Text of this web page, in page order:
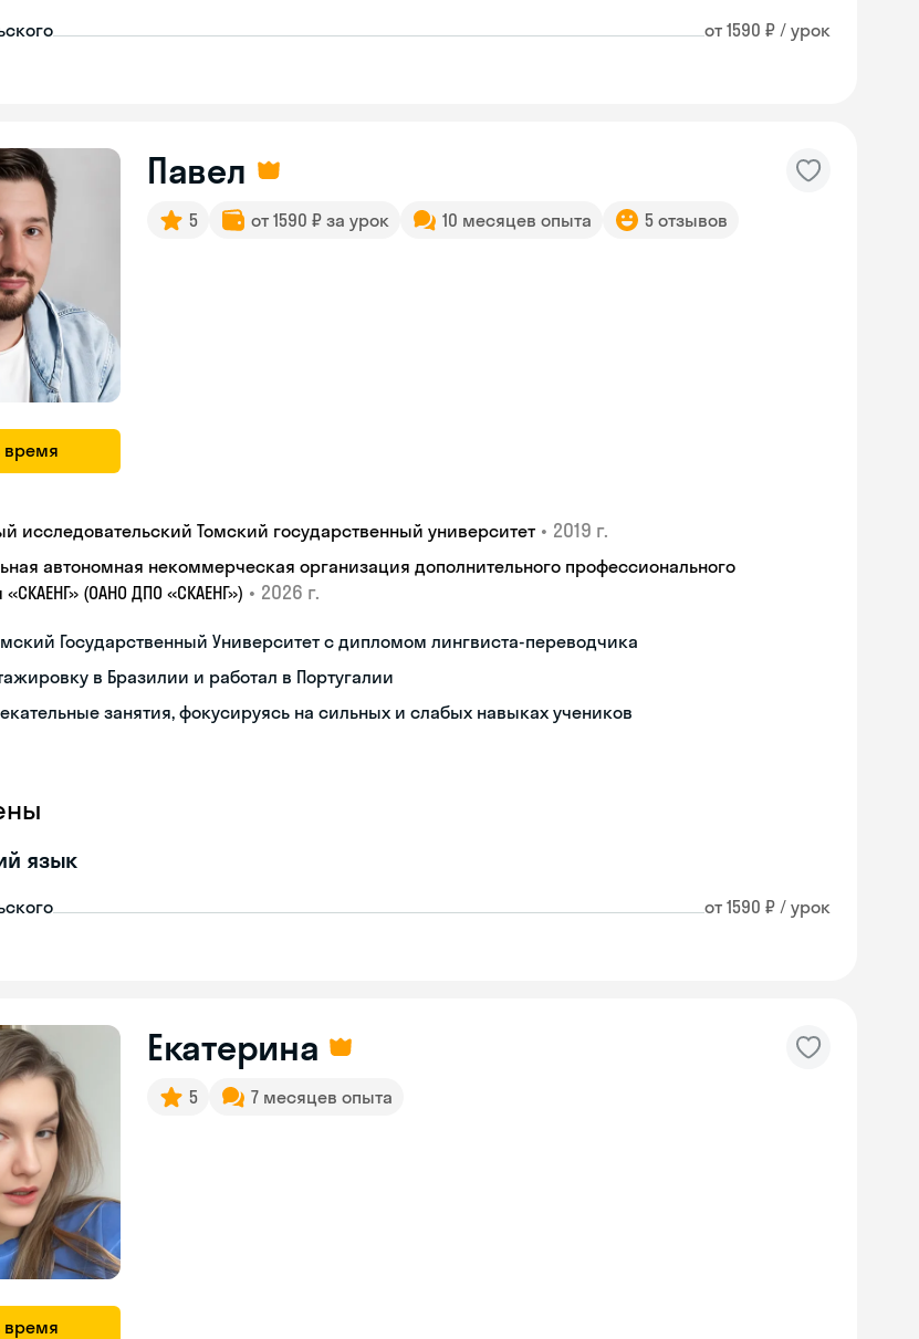
от 1590 ₽ / урок
время
Павел
5 от 1590 ₽ за урок 10 месяцев опыта 5 отзывов
исследовательский Томский государственный университет • 2019 г.
автономная некоммерческая организация дополнительного профессионального
(ОАНО ДПО «СКАЕНГ») • 2026 г.
Государственный Университет с дипломом лингвиста-переводчика
в Бразилии и работал в Португалии
занятия, фокусируясь на сильных и слабых навыках учеников
язык
от 1590 ₽ / урок
время
Екатерина
5 7 месяцев опыта